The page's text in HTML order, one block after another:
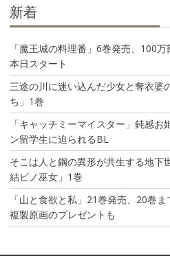
新着
「魔王城の料理番」6巻発売、100
本日スタート
三途の川に迷い込んだ少女と奪衣婆
ち」1巻
「キャッチミーマイスター」鈍感
ン留学生に迫られるBL
そこは人と鋼の異形が共生する地下
結ビノ巫女」1巻
「山と食欲と私」21巻発売、20巻
複製原画のプレゼントも